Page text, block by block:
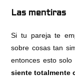
Las mentiras
Si tu pareja te
sobre cosas tan
entonces esto
siente totalmente